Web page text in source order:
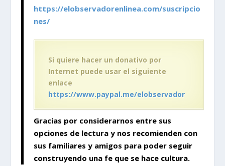
https://elobservadorenlinea.com/suscripcio
nes/
Si quiere hacer un donativo por
Internet puede usar el siguiente
enlace
https://www.paypal.me/elobservador
Gracias por considerarnos entre sus
opciones de lectura y nos recomienden con
sus familiares y amigos para poder seguir
construyendo una fe que se hace cultura.